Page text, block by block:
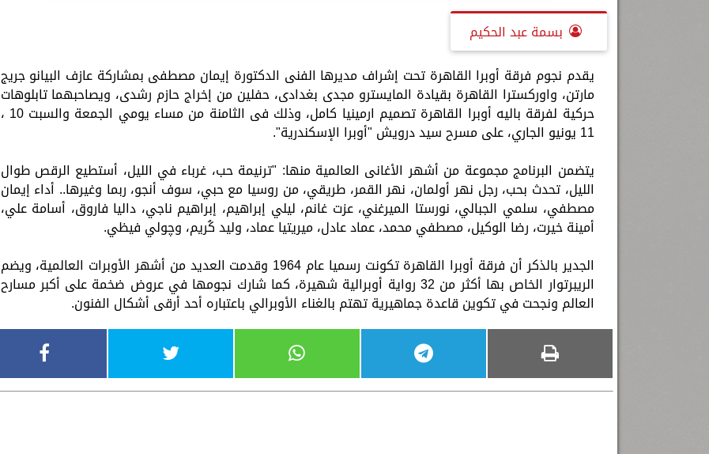
بسمة عبد الحكيم
يقدم نجوم فرقة أوبرا القاهرة تحت إشراف مديرها الفنى الدكتورة إيمان مصطفى بمشاركة عازف البيانو جريج
مارتن، واوركسترا القاهرة بقيادة المايسترو مجدى بغدادى، حفلين من إخراج حازم رشدى، ويصاحبهما تابلوهات
حركية لفرقة باليه أوبرا القاهرة تصميم ارمينيا كامل، وذلك فى الثامنة من مساء يومي الجمعة والسبت 10 ،
11 يونيو الجاري، على مسرح سيد درويش "أوبرا الإسكندرية".
يتضمن البرنامج مجموعة من أشهر الأغانى العالمية منها: "ترنيمة حب، غرباء في الليل، أستطيع الرقص طوال
الليل، تحدث بحب، رجل نهر أولمان، نهر القمر، طريقي، من روسيا مع حبي، سوف أنجو، ربما وغيرها.. أداء إيمان
مصطفي، سلمي الجبالي، نورستا الميرغني، عزت غانم، ليلي إبراهيم، إبراهيم ناجي، داليا فاروق، أسامة علي،
أمينة خيرت، رضا الوكيل، مصطفي محمد، عماد عادل، ميريتيا عماد، وليد كُريم، وچولي فيظي.
الجدير بالذكر أن فرقة أوبرا القاهرة تكونت رسميا عام 1964 وقدمت العديد من أشهر الأوبرات العالمية، ويضم
الريبرتوار الخاص بها أكثر من 32 رواية أوبرالية شهيرة، كما شارك نجومها في عروض ضخمة على أكبر مسارح
العالم ونجحت في تكوين قاعدة جماهيرية تهتم بالغناء الأوبرالي باعتباره أحد أرقى أشكال الفنون.